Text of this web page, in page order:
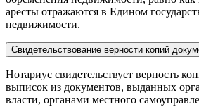
аресты отражаются в Едином
недвижимости.
Свидетельствование верности копий
Нотариус свидетельствует верность
выписок из документов, выданных
власти, органами местного